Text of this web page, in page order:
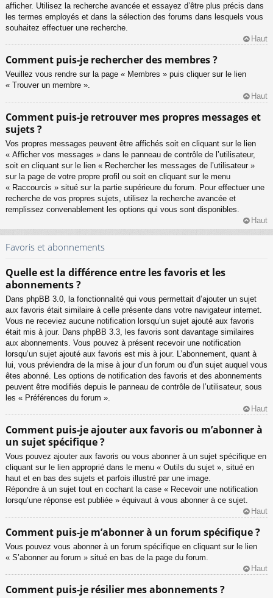
afficher. Utilisez la recherche avancée et essayez d’être plus précis dans
les termes employés et dans la sélection des forums dans lesquels vous
souhaitez effectuer une recherche.
Haut
Comment puis-je rechercher des membres ?
Veuillez vous rendre sur la page « Membres » puis cliquer sur le lien
« Trouver un membre ».
Haut
Comment puis-je retrouver mes propres messages et
sujets ?
Vos propres messages peuvent être affichés soit en cliquant sur le lien
« Afficher vos messages » dans le panneau de contrôle de l’utilisateur,
soit en cliquant sur le lien « Rechercher les messages de l’utilisateur »
sur la page de votre propre profil ou soit en cliquant sur le menu
« Raccourcis » situé sur la partie supérieure du forum. Pour effectuer une
recherche de vos propres sujets, utilisez la recherche avancée et
remplissez convenablement les options qui vous sont disponibles.
Haut
Favoris et abonnements
Quelle est la différence entre les favoris et les
abonnements ?
Dans phpBB 3.0, la fonctionnalité qui vous permettait d’ajouter un sujet
aux favoris était similaire à celle présente dans votre navigateur internet.
Vous ne receviez aucune notification lorsqu’un sujet ajouté aux favoris
était mis à jour. Dans phpBB 3.3, les favoris sont davantage similaires
aux abonnements. Vous pouvez à présent recevoir une notification
lorsqu’un sujet ajouté aux favoris est mis à jour. L’abonnement, quant à
lui, vous préviendra de la mise à jour d’un forum ou d’un sujet auquel vous
êtes abonné. Les options de notification des favoris et des abonnements
peuvent être modifiés depuis le panneau de contrôle de l’utilisateur, sous
les « Préférences du forum ».
Haut
Comment puis-je ajouter aux favoris ou m’abonner à
un sujet spécifique ?
Vous pouvez ajouter aux favoris ou vous abonner à un sujet spécifique en
cliquant sur le lien approprié dans le menu « Outils du sujet », situé en
haut et en bas des sujets et parfois illustré par une image.
Répondre à un sujet tout en cochant la case « Recevoir une notification
lorsqu’une réponse est publiée » équivaut à vous abonner à ce sujet.
Haut
Comment puis-je m’abonner à un forum spécifique ?
Vous pouvez vous abonner à un forum spécifique en cliquant sur le lien
« S’abonner au forum » situé en bas de la page du forum.
Haut
Comment puis-je résilier mes abonnements ?